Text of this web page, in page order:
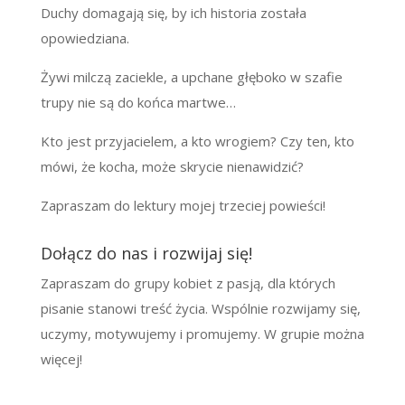
Duchy domagają się, by ich historia została
opowiedziana.
Żywi milczą zaciekle, a upchane głęboko w szafie
trupy nie są do końca martwe…
Kto jest przyjacielem, a kto wrogiem? Czy ten, kto
mówi, że kocha, może skrycie nienawidzić?
Zapraszam do lektury mojej trzeciej powieści!
Dołącz do nas i rozwijaj się!
Zapraszam do grupy kobiet z pasją, dla których
pisanie stanowi treść życia. Wspólnie rozwijamy się,
uczymy, motywujemy i promujemy. W grupie można
więcej!